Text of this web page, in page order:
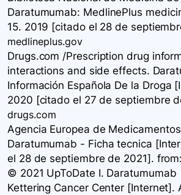
Daratumumab: MedlinePlus
15. 2019 [citado el 28 de
medlineplus.gov
Drugs.com /Prescription drug
interactions and side effects.
Información Española De la Droga
2020 [citado el 27 de septiembre
drugs.com
Agencia Europea de
Daratumumab - Ficha tecnica
el 28 de septiembre de 2021].
© 2021 UpToDate I. Daratumumab
Kettering Cancer Center [Internet].